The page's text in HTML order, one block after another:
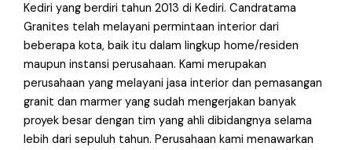
Kediri yang berdiri tahun 2013 di Kediri. Candratama
Granites telah melayani permintaan interior dari
beberapa kota, baik itu dalam lingkup home/residen
maupun instansi perusahaan. Kami merupakan
perusahaan yang melayani jasa interior dan pemasangan
granit dan marmer yang sudah mengerjakan banyak
proyek besar dengan tim yang ahli dibidangnya selama
lebih dari sepuluh tahun. Perusahaan kami menawarkan